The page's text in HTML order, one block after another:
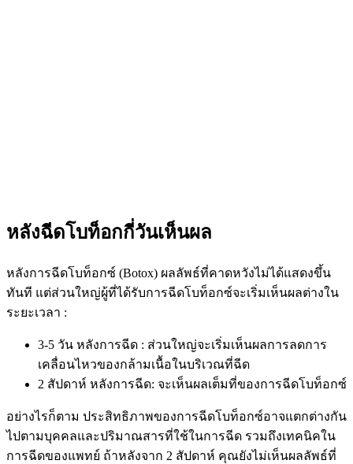
หลังฉีดโบท็อกกี่วันเห็นผล
หลังการฉีดโบท็อกซ์ (Botox) ผลลัพธ์ที่คาดหวังไม่ได้แสดงขึ้น
ทันที แต่ส่วนใหญ่ผู้ที่ได้รับการฉีดโบท็อกซ์จะเริ่มเห็นผลต่างใน
ระยะเวลา :
3-5 วัน หลังการฉีด : ส่วนใหญ่จะเริ่มเห็นผลการลดการ
เคลื่อนไหวของกล้ามเนื้อในบริเวณที่ฉีด
2 สัปดาห์ หลังการฉีด: จะเห็นผลเต็มที่ของการฉีดโบท็อกซ์
อย่างไรก็ตาม ประสิทธิภาพของการฉีดโบท็อกซ์อาจแตกต่างกัน
ไปตามบุคคลและปริมาณสารที่ใช้ในการฉีด รวมถึงเทคนิคใน
การฉีดของแพทย์ ถ้าหลังจาก 2 สัปดาห์ คุณยังไม่เห็นผลลัพธ์ที่